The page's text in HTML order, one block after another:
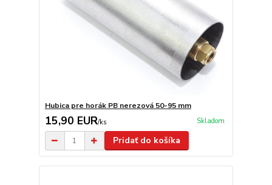
Hubica pre horák PB nerezová 50-95 mm
15,90 EUR/ks Skladom
Pridať do košíka